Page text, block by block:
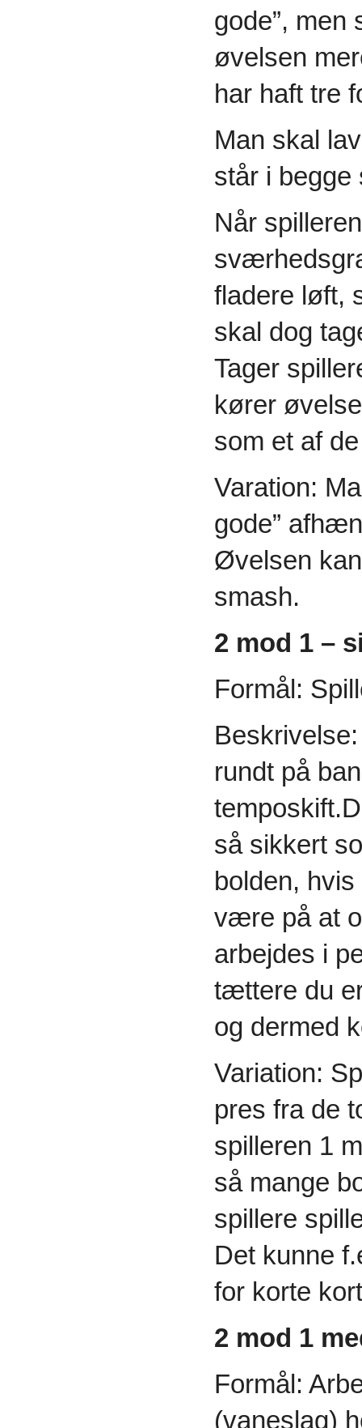
gode”, men
øvelsen
har haft tre
Man skal
står i begge
Når
fladere løft,
skal dog
Tager
kører
som et af
Varation:
gode”
Øvelsen
smash.
2 mod 1 –
Formål:
rundt på
så sikkert
bolden,
være på at
arbejdes i
tættere du
og dermed
Variation:
pres fra de
spilleren 1
så mange
spillere
Det kunne
for korte
2 mod 1
Formål:
(vaneslag)